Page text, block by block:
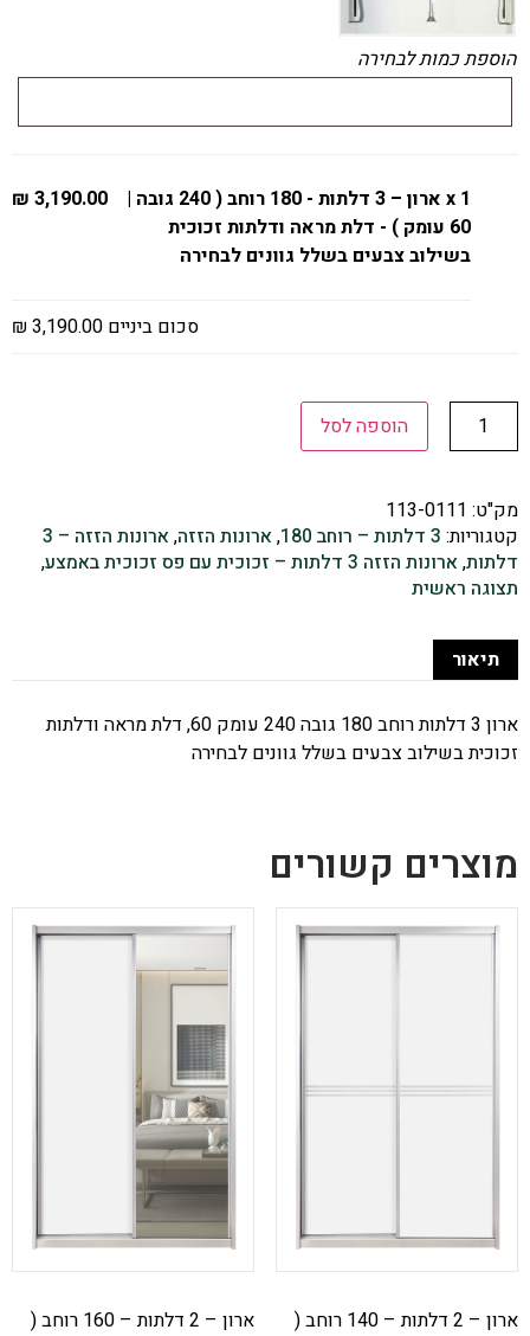
הוספת כמות לבחירה
x 1
ארון – 3 דלתות - 180 רוחב ( 240 גובה |
60 עומק ) - דלת מראה ודלתות זכוכית
בשילוב צבעים בשלל גוונים לבחירה
3,190.00 ₪
סכום ביניים 3,190.00 ₪
הוספה לסל
מק"ט: 113-0111
קטגוריות: 3 דלתות – רוחב 180 , ארונות הזזה,
ארונות הזזה – 3
דלתות, ארונות הזזה 3 דלתות – זכוכית עם פס זכוכית באמצע
,
תצוגה ראשית
תיאור
ארון 3 דלתות רוחב 180 גובה 240 עומק 60, דלת מראה ודלתות
זכוכית בשילוב צבעים בשלל גוונים לבחירה
מוצרים קשורים
ארון – 2 דלתות – 140 רוחב (
ארון – 2 דלתות – 160 רוחב (